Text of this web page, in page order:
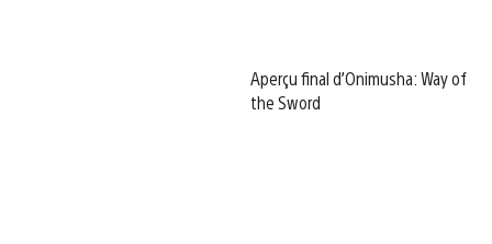
Aperçu final d’Onimusha: Way of
the Sword